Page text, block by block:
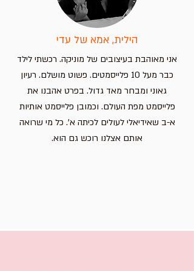
הילית, אמא של עדי
אני מאוהבת בעיצובים של מוניקה. רכשתי לילד
כבר מעל 10 פלייסמטים. פשוט מושלם. רעיון
גאוני ומבחר מאד גדול. בפרט אהבנו את
פלייסמט מפת העולם. וכמובן פלייסמט אותיות
א-ב שאידיאלי לעולים לכיתה א'. כל מי שרואה
אותם אצלנו רוכש גם הוא.